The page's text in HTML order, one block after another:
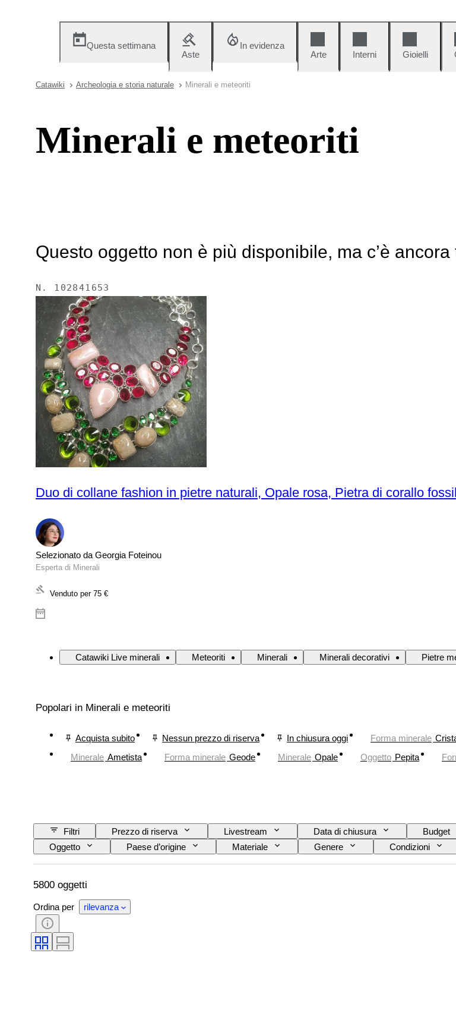
Questa settimana
Aste
In evidenza
Arte
Interni Gioielli
Catawiki Archeologia e storia naturale Minerali e meteoriti
Minerali e meteoriti
Questo oggetto non è più disponibile, ma c’è
N. 102841653
Duo di collane fashion in pietre naturali, Opale rosa, Pietra di corallo
Selezionato da Georgia Foteinou
Esperta di Minerali
Venduto per 75 €
Catawiki Live minerali Meteoriti Minerali Minerali decorativi Pietre
Popolari in Minerali e meteoriti
Acquista subito Nessun prezzo di riserva In chiusura oggi Forma minerale
Minerale Ametista Forma minerale Geode Minerale Opale Oggetto Pepita
Filtri Prezzo di riserva Livestream Data di chiusura Budget
Oggetto
Paese d’origine Materiale Genere Condizioni
Firma
Colore Taglio Colore esatto Minerale
5800 oggetti
Ordina per rilevanza